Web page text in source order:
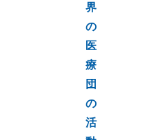
界
の
医
療
団
の
活